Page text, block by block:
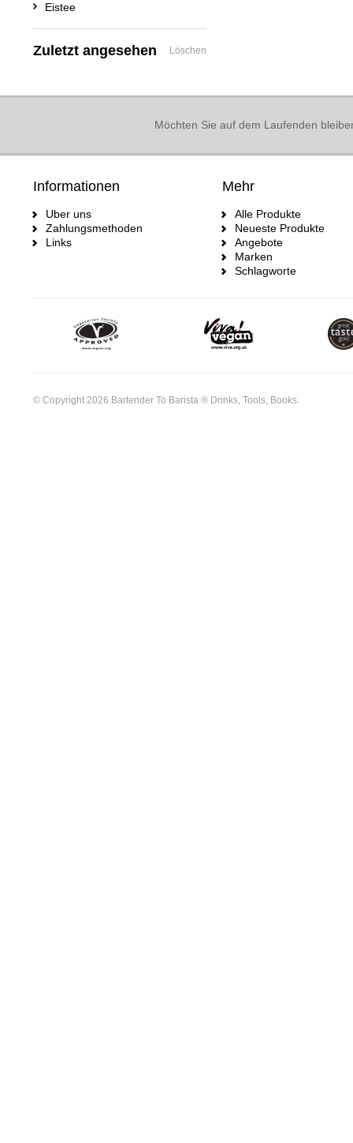
Eistee
Zuletzt angesehen Löschen
Möchten Sie auf dem Laufenden
Informationen
Uber uns
Zahlungsmethoden
Links
Mehr
Alle Produkte
Neueste Produkte
Angebote
Marken
Schlagworte
© Copyright 2026 Bartender To Barista ® Drinks, Tools, Books.